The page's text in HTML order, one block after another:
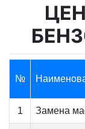
№
1 Замена